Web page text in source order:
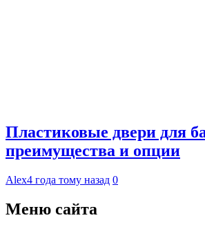
Пластиковые двери для
преимущества и опции
Alex4 года тому назад 0
Меню сайта